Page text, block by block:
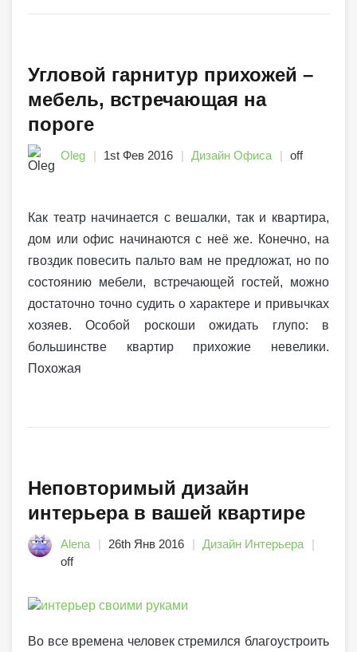
Угловой гарнитур прихожей –
мебель, встречающая на
пороге
Oleg 1st Фев 2016 Дизайн Офиса off
Как театр начинается с вешалки, так и квартира,
дом или офис начинаются с неё же. Конечно, на
гвоздик повесить пальто вам не предложат, но по
состоянию мебели, встречающей гостей, можно
достаточно точно судить о характере и привычках
хозяев. Особой роскоши ожидать глупо: в
большинстве квартир прихожие невелики.
Похожая
Неповторимый дизайн
интерьера в вашей квартире
Alena 26th Янв 2016
Дизайн Интерьера
off
Во все времена человек стремился благоустроить